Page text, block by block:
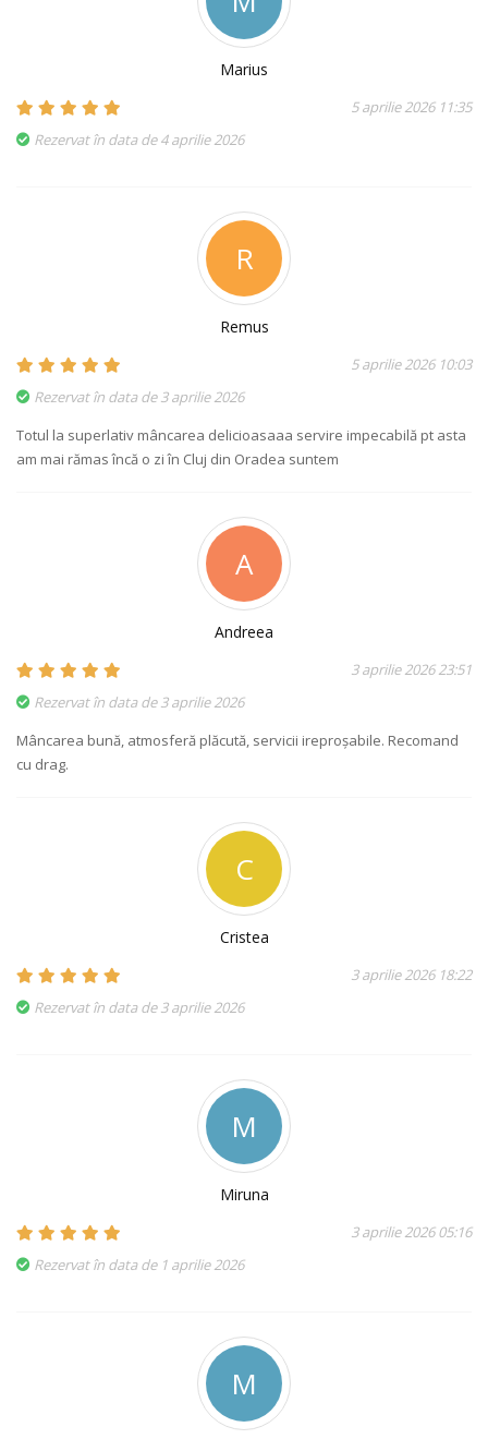
Marius
5 aprilie 2026 11:35
Rezervat în data de 4 aprilie 2026
R
Remus
5 aprilie 2026 10:03
Rezervat în data de 3 aprilie 2026
Totul la superlativ mâncarea delicioasaaa servire impecabilă pt asta
am mai rămas încă o zi în Cluj din Oradea suntem
A
Andreea
3 aprilie 2026 23:51
Rezervat în data de 3 aprilie 2026
Mâncarea bună, atmosferă plăcută, servicii ireproșabile. Recomand
cu drag.
C
Cristea
3 aprilie 2026 18:22
Rezervat în data de 3 aprilie 2026
M
Miruna
3 aprilie 2026 05:16
Rezervat în data de 1 aprilie 2026
M